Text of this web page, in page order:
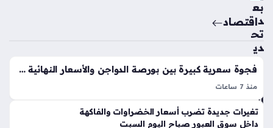
مزا
عم
الح
جز
الق
انو
ني
عل
ى
م
بع
د
تح
دي
ث
قائ
مة
الع
لام
اقتصاد
فجوة سعرية كبيرة بين بورصة الدواجن والأسعار النهائية في المحلات التجارية اليوم
منذ 7 ساعات
تغيرات جديدة تضرب أسعار الخضراوات والفاكهة
داخل سوق العبور صباح اليوم السبت